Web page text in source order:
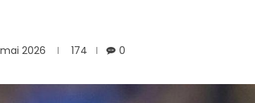
2026 174 0